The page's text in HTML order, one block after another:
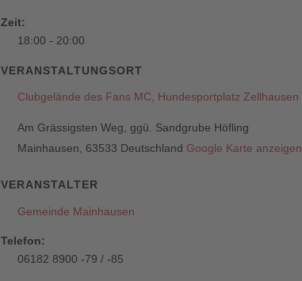
Zeit:
18:00 - 20:00
VERANSTALTUNGSORT
Clubgelände des Fans MC, Hundesportplatz Zellhausen
Am Grässigsten Weg, ggü. Sandgrube Höfling
Mainhausen, 63533 Deutschland Google Karte anzeigen
VERANSTALTER
Gemeinde Mainhausen
Telefon:
06182 8900 -79 / -85